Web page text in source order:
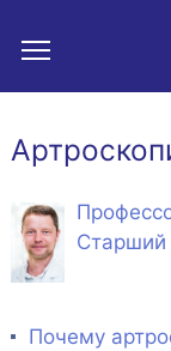
Старший
Почему